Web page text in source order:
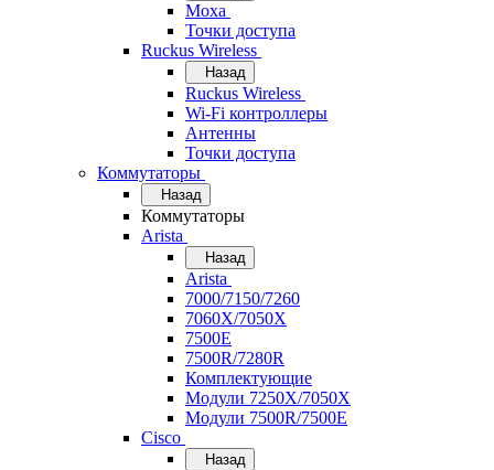
Moxa
Точки доступа
Ruckus Wireless
Назад
Ruckus Wireless
Wi-Fi контроллеры
Антенны
Точки доступа
Коммутаторы
Назад
Коммутаторы
Arista
Назад
Arista
7000/7150/7260
7060X/7050X
7500E
7500R/7280R
Комплектующие
Модули 7250X/7050X
Модули 7500R/7500E
Cisco
Назад